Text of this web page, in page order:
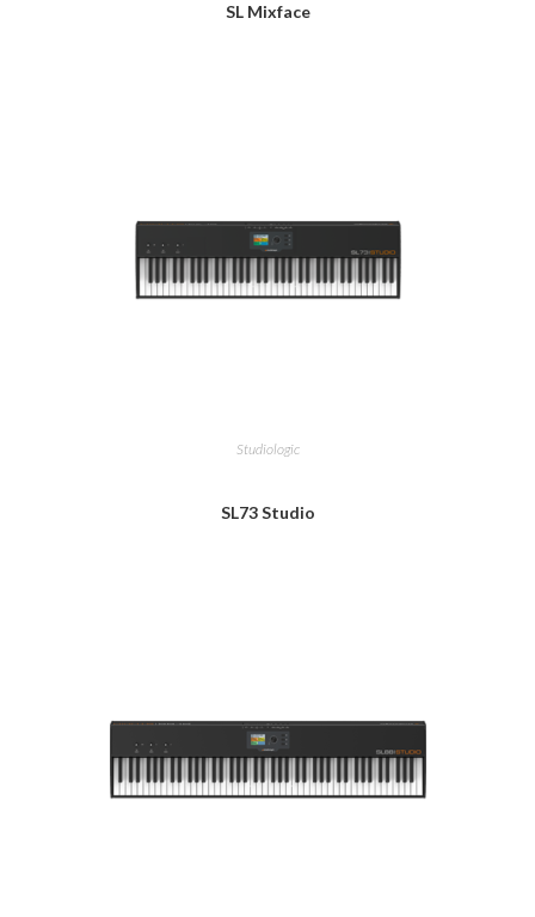
SL Mixface
Studiologic
SL73 Studio